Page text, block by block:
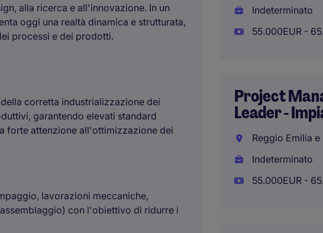
alla ricerca e all'innovazione. In un
oggi una realtà dinamica e strutturata,
processi e dei prodotti.
corretta industrializzazione dei
garantendo elevati standard
forte attenzione all'ottimizzazione dei
lavorazioni meccaniche,
con l'obiettivo di ridurre i
Indeterminato
55.000EUR -
Project
Leader -
Reggio Emilia
Indeterminato
55.000EUR -